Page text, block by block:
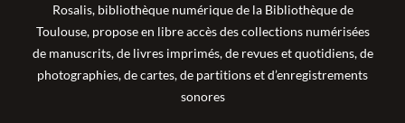
Rosalis, bibliothèque numérique de la Bibliothèque de
Toulouse, propose en libre accès des collections numérisées
de manuscrits, de livres imprimés, de revues et quotidiens, de
photographies, de cartes, de partitions et d’enregistrements
sonores